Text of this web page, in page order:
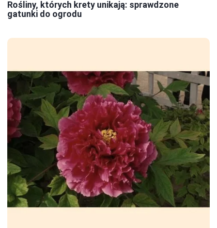
Rośliny, których krety unikają: sprawdzone
gatunki do ogrodu